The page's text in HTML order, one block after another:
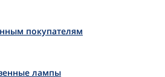
покупателям
лампы